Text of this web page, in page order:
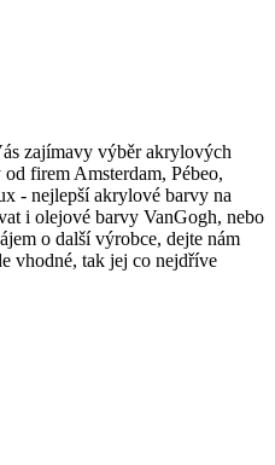
zajímavy výběr akrylových
firem Amsterdam, Pébeo,
- nejlepší akrylové barvy na
i olejové barvy VanGogh, nebo
o další výrobce, dejte nám
vhodné, tak jej co nejdříve